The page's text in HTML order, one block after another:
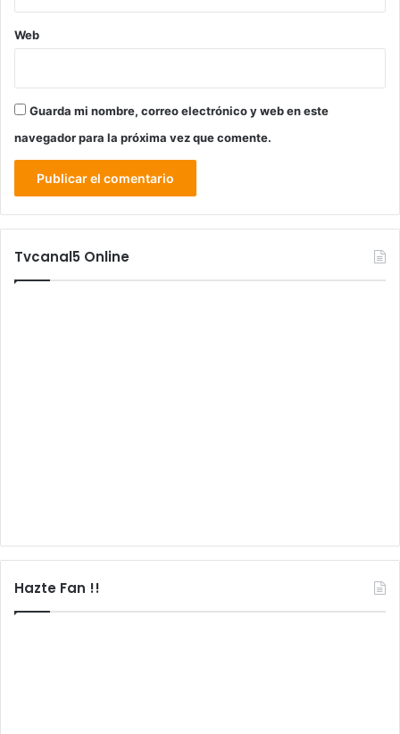
Web
Guarda mi nombre, correo electrónico y web en este
navegador para la próxima vez que comente.
Tvcanal5 Online
Hazte Fan !!